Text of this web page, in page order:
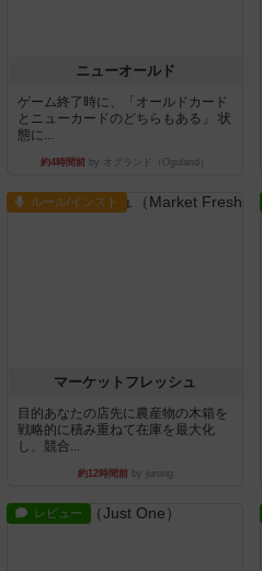
ニューオールド
ゲーム終了時に、「オールドカード
とニューカードのどちらもある」 状
態に...
約4時間前 by オグランド（Oguland）
ルール/インスト
マーケットフレッシュ
目的あなたの店先に農産物の木箱を
戦略的に積み重ねて在庫を最大化
し、競合...
約12時間前by jurong
レビュー